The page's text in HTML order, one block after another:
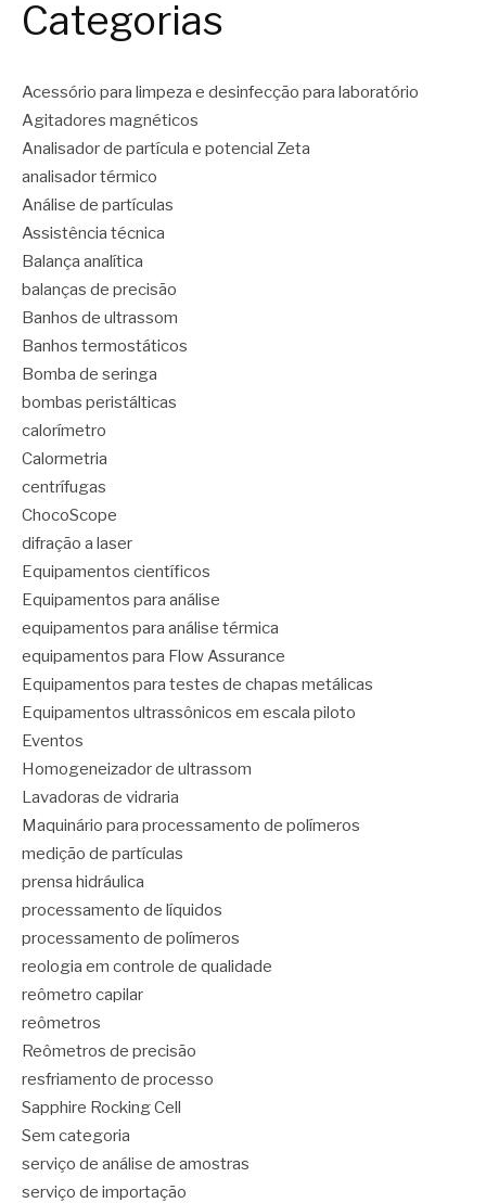
Categorias
Acessório para limpeza e desinfecção para laboratório
Agitadores magnéticos
Analisador de partícula e potencial Zeta
analisador térmico
Análise de partículas
Assistência técnica
Balança analítica
balanças de precisão
Banhos de ultrassom
Banhos termostáticos
Bomba de seringa
bombas peristálticas
calorímetro
Calormetria
centrífugas
ChocoScope
difração a laser
Equipamentos científicos
Equipamentos para análise
equipamentos para análise térmica
equipamentos para Flow Assurance
Equipamentos para testes de chapas metálicas
Equipamentos ultrassônicos em escala piloto
Eventos
Homogeneizador de ultrassom
Lavadoras de vidraria
Maquinário para processamento de polímeros
medição de partículas
prensa hidráulica
processamento de líquidos
processamento de polímeros
reologia em controle de qualidade
reômetro capilar
reômetros
Reômetros de precisão
resfriamento de processo
Sapphire Rocking Cell
Sem categoria
serviço de análise de amostras
serviço de importação